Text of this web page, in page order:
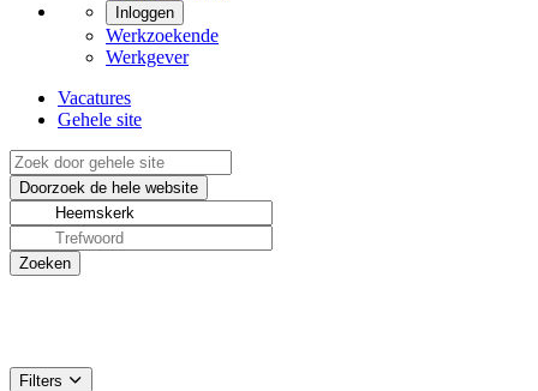
Inloggen
Werkzoekende
Werkgever
Vacatures
Gehele site
Filters